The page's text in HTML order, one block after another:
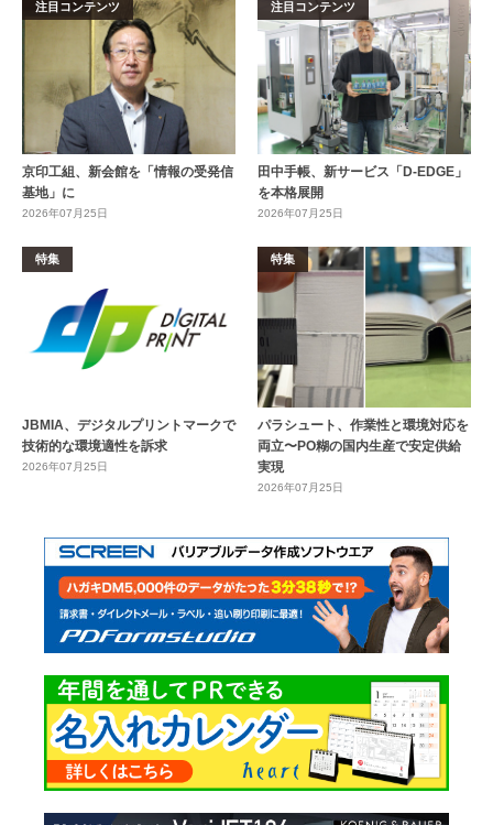
注目コンテンツ
京印工組、新会館を「情報の受発信
基地」に
2026年07月25日
注目コンテンツ
田中手帳、新サービス「D-EDGE」
を本格展開
2026年07月25日
特集
JBMIA、デジタルプリントマークで
技術的な環境適性を訴求
2026年07月25日
特集
パラシュート、作業性と環境対応を
両立〜PO糊の国内生産で安定供給
実現
2026年07月25日